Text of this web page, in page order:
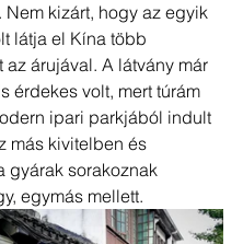
Nem kizárt, hogy az egyik
látja el Kína több
az árujával. A látvány már
érdekes volt, mert túrám
ipari parkjából indult
más kivitelben és
gyárak sorakoznak
egymás mellett.